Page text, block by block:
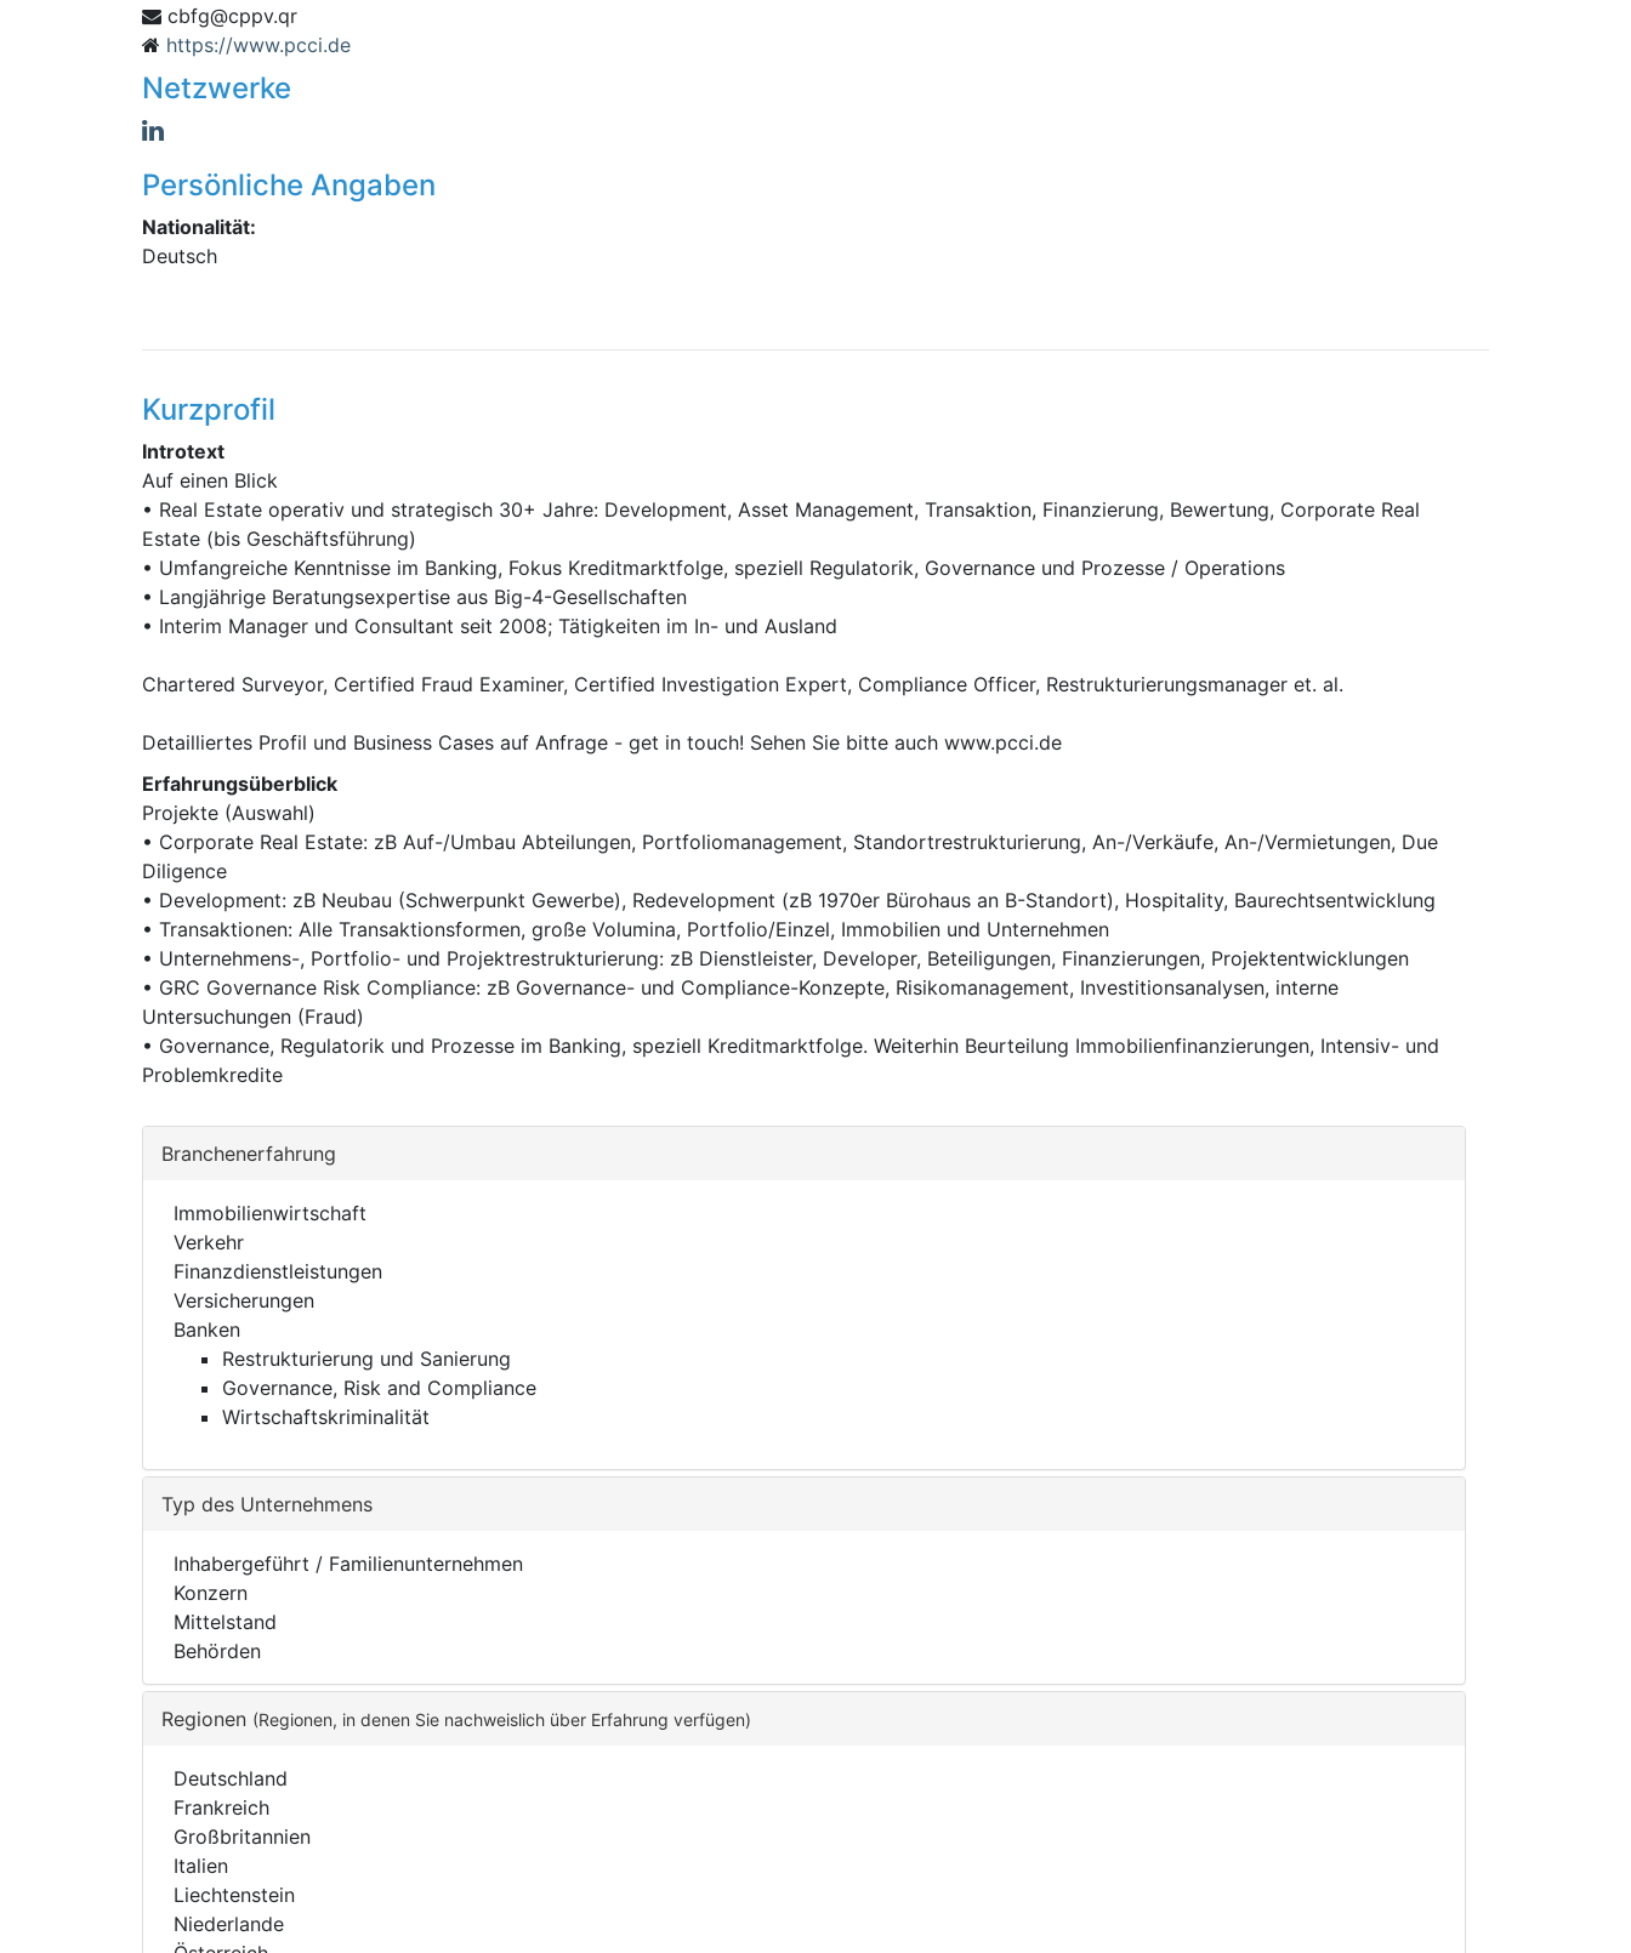
rq.vppc@
gfbc
https://www.pcci.de
Netzwerke
Persönliche Angaben
Nationalität:
Deutsch
Kurzprofil
Introtext
Auf einen Blick
• Real Estate operativ und strategisch 30+ Jahre: Development, Asset Management, Transaktion, Finanzierung, Bewertung, Corporate Real
Estate (bis Geschäftsführung)
• Umfangreiche Kenntnisse im Banking, Fokus Kreditmarktfolge, speziell Regulatorik, Governance und Prozesse / Operations
• Langjährige Beratungsexpertise aus Big-4-Gesellschaften
• Interim Manager und Consultant seit 2008; Tätigkeiten im In- und Ausland
Chartered Surveyor, Certified Fraud Examiner, Certified Investigation Expert, Compliance Officer, Restrukturierungsmanager et. al.
Detailliertes Profil und Business Cases auf Anfrage - get in touch! Sehen Sie bitte auch www.pcci.de
Erfahrungsüberblick
Projekte (Auswahl)
• Corporate Real Estate: zB Auf-/Umbau Abteilungen, Portfoliomanagement, Standortrestrukturierung, An-/Verkäufe, An-/Vermietungen, Due
Diligence
• Development: zB Neubau (Schwerpunkt Gewerbe), Redevelopment (zB 1970er Bürohaus an B-Standort), Hospitality, Baurechtsentwicklung
• Transaktionen: Alle Transaktionsformen, große Volumina, Portfolio/Einzel, Immobilien und Unternehmen
• Unternehmens-, Portfolio- und Projektrestrukturierung: zB Dienstleister, Developer, Beteiligungen, Finanzierungen, Projektentwicklungen
• GRC Governance Risk Compliance: zB Governance- und Compliance-Konzepte, Risikomanagement, Investitionsanalysen, interne
Untersuchungen (Fraud)
• Governance, Regulatorik und Prozesse im Banking, speziell Kreditmarktfolge. Weiterhin Beurteilung Immobilienfinanzierungen, Intensiv- und
Problemkredite
Branchenerfahrung
Immobilienwirtschaft
Verkehr
Finanzdienstleistungen
Versicherungen
Banken
Restrukturierung und Sanierung
Governance, Risk and Compliance
Wirtschaftskriminalität
Typ des Unternehmens
Inhabergeführt / Familienunternehmen
Konzern
Mittelstand
Behörden
Regionen (Regionen, in denen Sie nachweislich über Erfahrung verfügen)
Deutschland
Frankreich
Großbritannien
Italien
Liechtenstein
Niederlande